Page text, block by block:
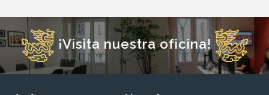
¡Visita nuestra oficina!